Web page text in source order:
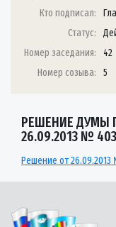
Кто подписал:
Статус:
Номер заседания:
42
Номер созыва:
5
РЕШЕНИЕ ДУМЫ
26.09.2013 № 403
Решение от